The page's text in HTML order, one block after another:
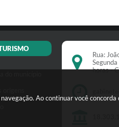
Ao continuar você concorda
Rua:
horas -